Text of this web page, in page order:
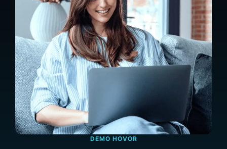
DEMO HOVOR